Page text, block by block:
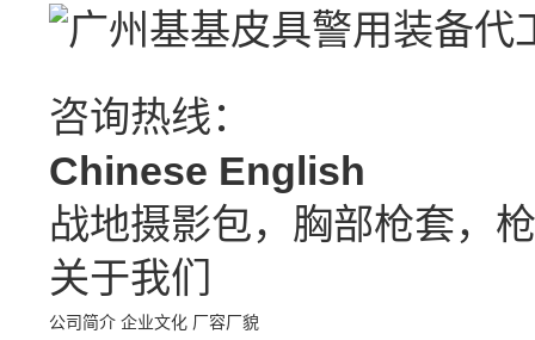
咨询热线：
Chinese English
战地摄影包，胸部枪套，
关于我们
公司简介 企业文化 厂容厂貌